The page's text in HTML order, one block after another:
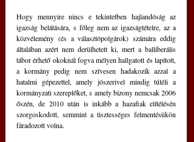
Hogy mennyire nincs e tekintetben hajlandóság az
igazság belátására, s főleg nem az igazságtételre, az a
közvélemény (és a választópolgárok) számára eddig
általában azért nem derülhetett ki, mert a balliberális
tábor érhető okoknál fogva mélyen hallgatott és lapított,
a kormány pedig nem szívesen hadakozik azzal a
hatalmi gépezettel, amely jószerivel mindig túléli a
kormányzati szereplőket, s amely bizony nemcsak 2006
őszén, de 2010 után is inkább a hazafiak elítélésén
szorgoskodott, semmint a tisztességes felmentésükön
fáradozott volna.